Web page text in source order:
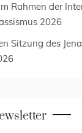
Rahmen der
2026
Sitzung des